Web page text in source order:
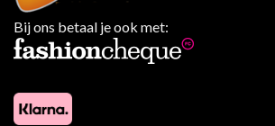
Bij ons betaal je ook met: